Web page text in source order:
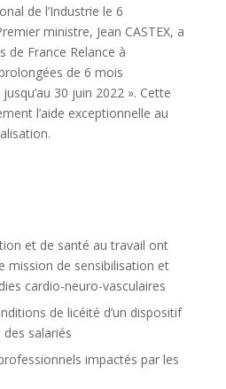
de l’Industrie le 6
ministre, Jean CASTEX, a
de France Relance à
de 6 mois
30 juin 2022 ». Cette
l’aide exceptionnelle au
et de santé au travail ont
mission de sensibilisation et
cardio-neuro-vasculaires
de licéité d’un dispositif
des salariés
impactés par les